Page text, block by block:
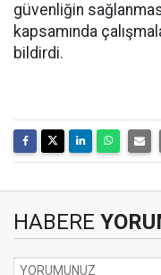
güvenliğin
kapsamında
bildirdi.
HABERE